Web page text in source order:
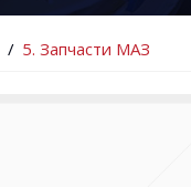
/ 5. Запчасти МАЗ